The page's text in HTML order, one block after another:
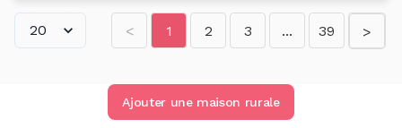
< 1 2 3 ... 39 >
Ajouter une maison rurale